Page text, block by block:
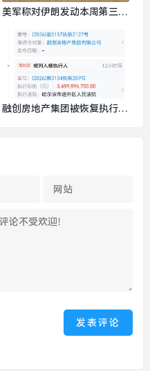
美军称对伊朗发动本周第三轮
界面新闻 · 天下
融创房地产集团被恢复执行3